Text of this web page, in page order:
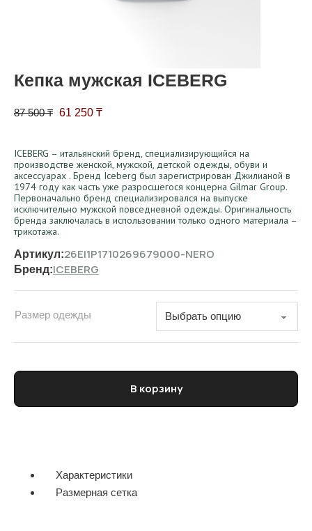
Кепка мужская ICEBERG
87 500₸ Первоначальная цена составляла 87 500 ₸.
61 250 ₸Текущая цена: 61 250 ₸.
ICEBERG – итальянский бренд, специализирующийся на
производстве женской, мужской, детской одежды, обуви и
аксессуарах . Бренд Iceberg был зарегистрирован Джилианой в
1974 году как часть уже разросшегося концерна Gilmar Group.
Первоначально бренд специализировался на выпуске
исключительно мужской повседневной одежды. Оригинальность
бренда заключалась в использовании только одного материала –
трикотажа.
Артикул:26EI1P1710269679000-NERO
Бренд:ICEBERG
Размер одежды
Количество товара Кепка мужская ICEBERG
В корзину
Характеристики
Размерная сетка